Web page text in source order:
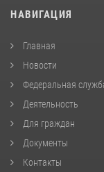
НАВИГАЦИЯ
Главная
Новости
Федеральная
Деятельность
Для граждан
Документы
Контакты